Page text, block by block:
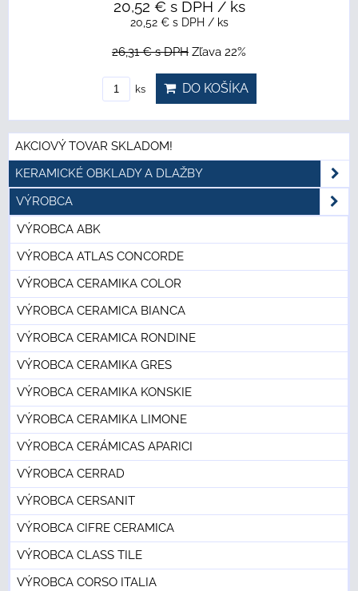
20,52 € s DPH / ks
20,52 € s DPH / ks
26,31 €s DPH Zľava 22%
ks DO KOŠÍKA
AKCIOVÝ TOVAR SKLADOM!
KERAMICKÉ OBKLADY A DLAŽBY
VÝROBCA
VÝROBCA ABK
VÝROBCA ATLAS CONCORDE
VÝROBCA CERAMIKA COLOR
VÝROBCA CERAMICA BIANCA
VÝROBCA CERAMICA RONDINE
VÝROBCA CERAMIKA GRES
VÝROBCA CERAMIKA KONSKIE
VÝROBCA CERAMIKA LIMONE
VÝROBCA CERÁMICAS APARICI
VÝROBCA CERRAD
VÝROBCA CERSANIT
VÝROBCA CIFRE CERAMICA
VÝROBCA CLASS TILE
VÝROBCA CORSO ITALIA